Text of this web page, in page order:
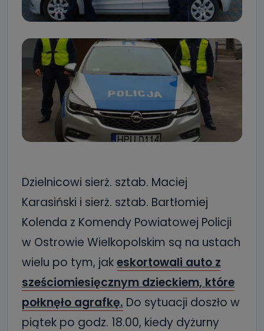
Dzielnicowi sierż. sztab. Maciej
Karasiński i sierż. sztab. Bartłomiej
Kolenda z Komendy Powiatowej Policji
w Ostrowie Wielkopolskim są na ustach
wielu po tym, jakeskortowali auto z
sześciomiesięcznym dzieckiem, które
połknęło agrafkę. Do sytuacji doszło w
piątek po godz. 18.00, kiedy dyżurny